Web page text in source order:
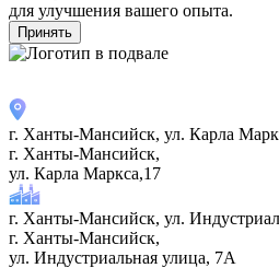
для улучшения вашего опыта.
Принять
г. Ханты-Мансийск, ул. Карла
г. Ханты-Мансийск,
ул. Карла Маркса,17
г. Ханты-Мансийск, ул.
г. Ханты-Мансийск,
ул. Индустриальная улица, 7А